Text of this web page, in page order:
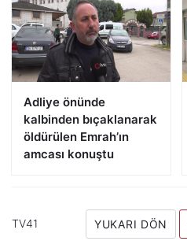
Adliye önünde
kalbinden bıçaklanarak
öldürülen Emrah’ın
amcası konuştu
TV41 YUKARI DÖN